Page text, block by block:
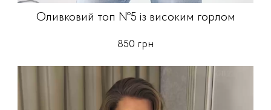
Оливковий топ №5 із високим горлом
850 грн